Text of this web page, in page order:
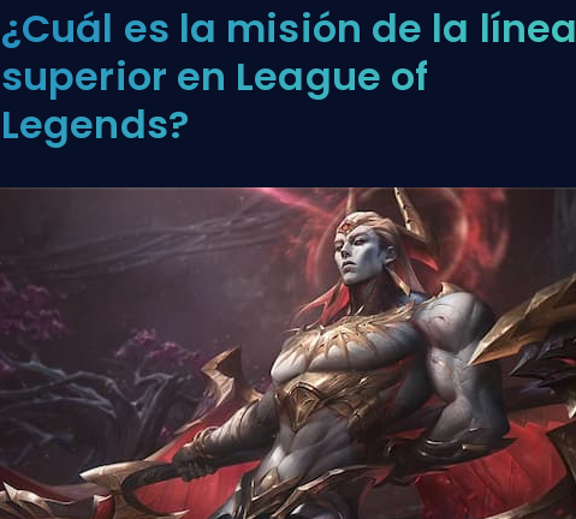
¿Cuál es la misión de la línea
superior en League of
Legends?